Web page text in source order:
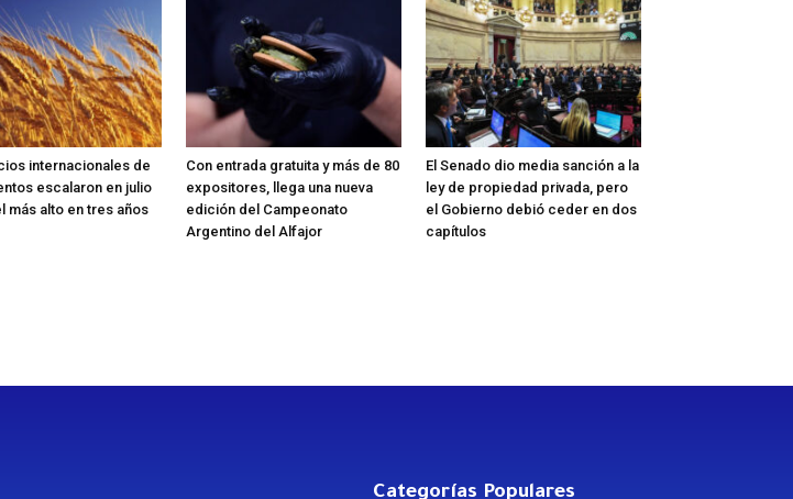
internacionales de
escalaron en julio
más alto en tres años
Con entrada gratuita y más de 80
expositores, llega una nueva
edición del Campeonato
Argentino del Alfajor
El Senado dio media sanción a la
ley de propiedad privada, pero
el Gobierno debió ceder en dos
capítulos
Categorías Populares